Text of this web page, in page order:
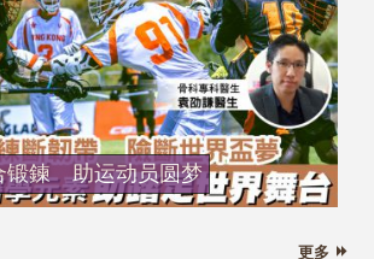
锻鍊 助运动员圆梦
更多